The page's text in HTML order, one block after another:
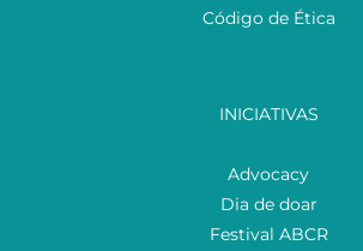
Código de Ética
INICIATIVAS
Advocacy
Dia de doar
Festival ABCR